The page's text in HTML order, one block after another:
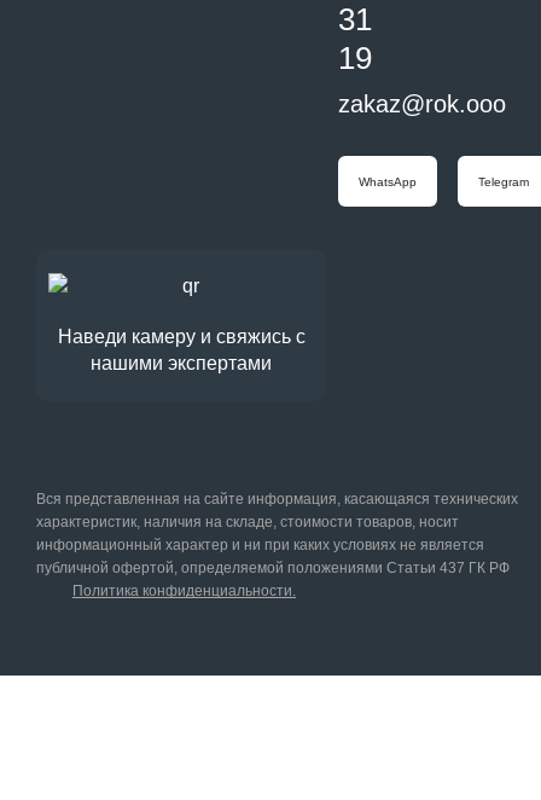
31
19
zakaz@rok.ooo
WhatsApp Telegram
Наведи камеру и свяжись с
нашими экспертами
Вся представленная на сайте информация, касающаяся технических
характеристик, наличия на складе, стоимости товаров, носит
информационный характер и ни при каких условиях не является
публичной офертой, определяемой положениями Статьи 437 ГК РФ
Политика конфиденциальности.